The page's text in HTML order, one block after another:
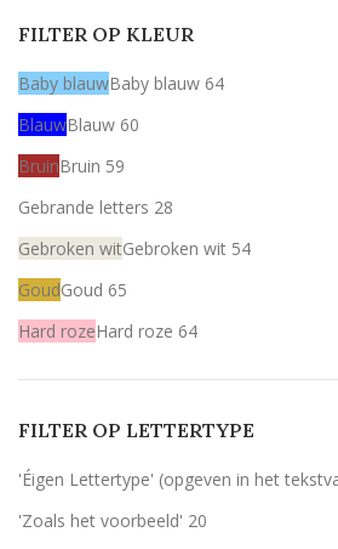
FILTER OP KLEUR
Baby blauwBaby blauw 64
BlauwBlauw 60
BruinBruin 59
Gebrande letters 28
Gebroken witGebroken wit 54
GoudGoud 65
Hard rozeHard roze 64
WitWit
FILTER OP LETTERTYPE
'Éigen Lettertype' (opgeven in het
'Zoals het voorbeeld' 20